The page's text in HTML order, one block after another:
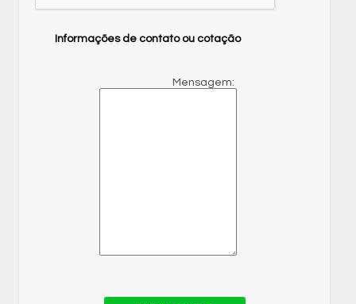
Informações de contato ou cotação
Mensagem: